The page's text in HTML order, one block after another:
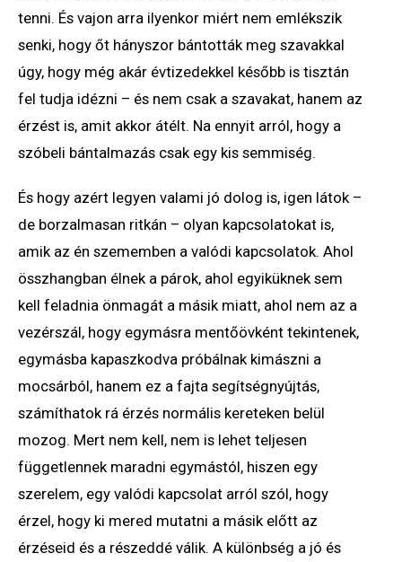
tenni. És vajon arra ilyenkor miért nem emlékszik
senki, hogy őt hányszor bántották meg szavakkal
úgy, hogy még akár évtizedekkel később is tisztán
fel tudja idézni – és nem csak a szavakat, hanem az
érzést is, amit akkor átélt. Na ennyit arról, hogy a
szóbeli bántalmazás csak egy kis semmiség.
És hogy azért legyen valami jó dolog is, igen látok –
de borzalmasan ritkán – olyan kapcsolatokat is,
amik az én szememben a valódi kapcsolatok. Ahol
összhangban élnek a párok, ahol egyiküknek sem
kell feladnia önmagát a másik miatt, ahol nem az a
vezérszál, hogy egymásra mentőövként tekintenek,
egymásba kapaszkodva próbálnak kimászni a
mocsárból, hanem ez a fajta segítségnyújtás,
számíthatok rá érzés normális kereteken belül
mozog. Mert nem kell, nem is lehet teljesen
függetlennek maradni egymástól, hiszen egy
szerelem, egy valódi kapcsolat arról szól, hogy
érzel, hogy ki mered mutatni a másik előtt az
érzéseid és a részeddé válik. A különbség a jó és